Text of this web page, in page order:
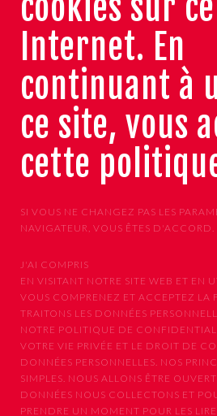
Internet. En
continuant à
ce site, vous
cette
SI VOUS NE CHANGEZ PAS LES
NAVIGATEUR, VOUS ÊTES D'ACCORD.
J'AI COMPRIS
EN VISITANT NOTRE SITE WEB ET EN
VOUS COMPRENEZ ET ACCEPTEZ LA
TRAITONS LES DONNÉES
NOTRE POLITIQUE DE
VOTRE VIE PRIVÉE ET LE DROIT DE
DONNÉES PERSONNELLES. NOS
SIMPLES. NOUS ALLONS ÊTRE
DONNÉES NOUS COLLECTONS ET
PRENDRE UN MOMENT POUR LES